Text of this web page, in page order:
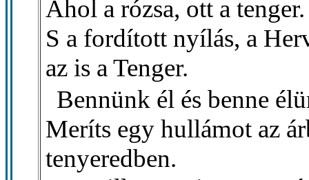
Ahol a rózsa, ott a
S a fordított nyílás, a
az is a Tenger.
Bennünk él és benne
Meríts egy hullámot az
tenyeredben.